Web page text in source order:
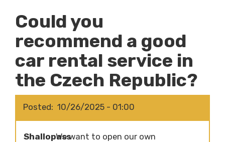
Could you
recommend a good
car rental service in
the Czech Republic?
Posted 10/26/2025 - 01:00
ShallopassWe want to open our own